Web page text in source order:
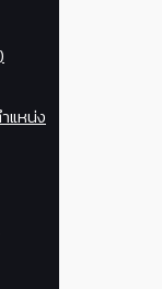
แหน่ง